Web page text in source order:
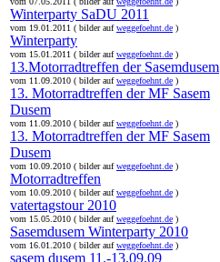
Winterparty SaDU 2011
vom 19.01.2011 ( bilder aufweggefoehnt.de )
Winterparty
vom 15.01.2011 ( bilder aufweggefoehnt.de )
13.Motorradtreffen der Sasemdusem
vom 11.09.2010 ( bilder aufweggefoehnt.de )
13. Motorradtreffen der MF Sasem
Dusem
vom 11.09.2010 ( bilder aufweggefoehnt.de )
13. Motorradtreffen der MF Sasem
Dusem
vom 10.09.2010 ( bilder aufweggefoehnt.de )
Motorradtreffen
vom 10.09.2010 ( bilder aufweggefoehnt.de )
vatertagstour 2010
vom 15.05.2010 ( bilder aufweggefoehnt.de )
Sasemdusem Winterparty 2010
vom 16.01.2010 ( bilder aufweggefoehnt.de )
sasem dusem 11.-13.09.09